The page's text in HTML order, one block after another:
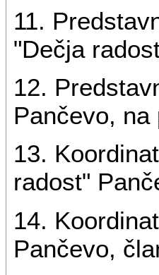
11.
"Dečja
12.
Pančevo,
13.
radost"
14.
Pančevo,